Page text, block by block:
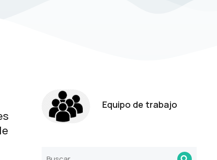
Equipo de trabajo